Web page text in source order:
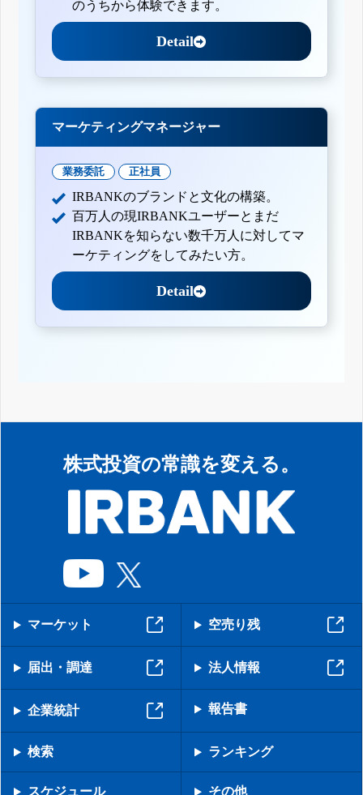
のうちから体験できます。
Detail
マーケティングマネージャー
業務委託 正社員
IRBANKのブランドと文化の構築。
百万人の現IRBANKユーザーとまだ
IRBANKを知らない数千万人に対してマ
ーケティングをしてみたい方。
Detail
株式投資の常識を変える。
マーケット 空売り残
届出・調達 法人情報
企業統計 報告書
検索 ランキング
スケジュール その他